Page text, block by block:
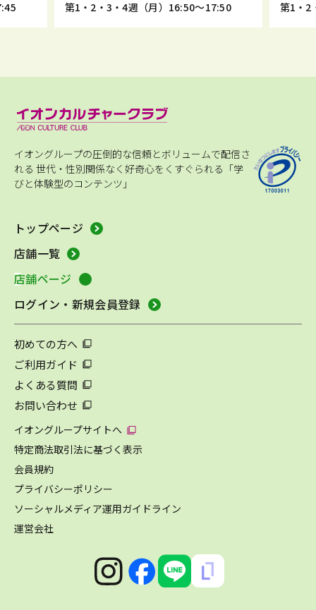
第1・2・3・4週（月）16:50～17:50 第1・2
イオングループの圧倒的な信頼とボリュームで配信さ
れる 世代・性別関係なく好奇心をくすぐられる「学
びと体験型のコンテンツ」
トップページ
店舗一覧
店舗ページ
ログイン・新規会員登録
初めての方へ
ご利用ガイド
よくある質問
お問い合わせ
イオングループサイトへ
特定商法取引法に基づく表示
会員規約
プライバシーポリシー
ソーシャルメディア運用ガイドライン
運営会社